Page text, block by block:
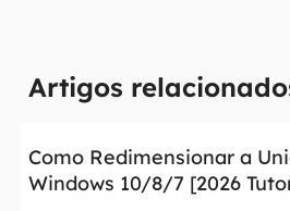
Artigos
Como Redimensionar a
Windows 10/8/7 [2026